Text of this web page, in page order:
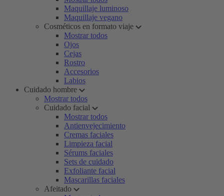
Maquillaje luminoso
Maquillaje vegano
Cosméticos en formato viaje
Mostrar todos
Ojos
Cejas
Rostro
Accesorios
Labios
Cuidado hombre
Mostrar todos
Cuidado facial
Mostrar todos
Antienvejecimiento
Cremas faciales
Limpieza facial
Sérums faciales
Sets de cuidado
Exfoliante facial
Mascarillas faciales
Afeitado